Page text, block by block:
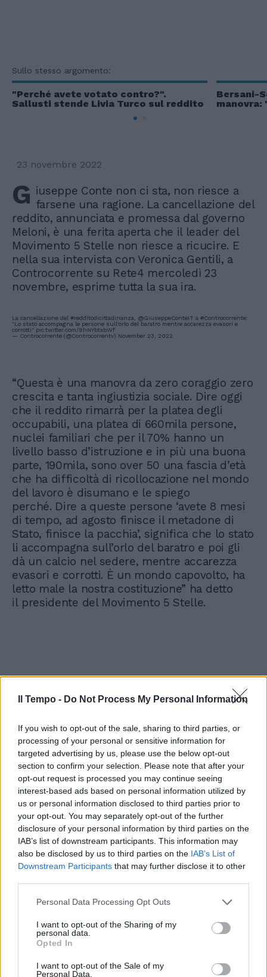
Il Tempo - Do Not Process My Personal Information
If you wish to opt-out of the sale, sharing to third parties, or
processing of your personal or sensitive information for
targeted advertising by us, please use the below opt-out
section to confirm your selection. Please note that after your
opt-out request is processed you may continue seeing
interest-based ads based on personal information utilized by
us or personal information disclosed to third parties prior to
your opt-out. You may separately opt-out of the further
disclosure of your personal information by third parties on the
IAB’s list of downstream participants. This information may
also be disclosed by us to third parties on the IAB’s List of
Downstream Participants that may further disclose it to other
Personal Data Processing Opt Outs
I want to opt-out of the Sharing of my
personal data.
Opted In
I want to opt-out of the Sale of my
Personal Data.
Sullo stesso argomento:
"Perché avete votato contro?".
Sallusti stende Livia Turco sul reddito
Bersani-
manovra:
23 novembre 2022
G iuseppe Conte non ci sta, non riesce a
farsene una ragione. La cancellazione del
reddito, annunciata e promessa dal governo
Meloni, è una ferita aperta che il leader del
Movimento 5 Stelle non riesce a ricucire. E
nella sua intervista con Veronica Gentili, a
Controcorrente su Rete4 mercoledì 23
novembre, esprime tutta la sua ira.
La cancellazione del #redditodicittadinanza @GiuseppeConteIT a #Controcorrente:
"Lo stato accompagna le persone sull'orlo del baratro mentre accarezza evasori e
corrotti" pic.twitter.com/9hNYbtxbWf
— Controcorrente (@Controcorrentv) November 23, 2022
“Questa è una manovra da zero coraggio zero
crescita e tanta ingiustizia sociale. Dire oggi
che il reddito rimarrà per la platea degli
occupabili, una platea di 660mila persone,
nuclei familiari che per il 70% hanno un
livello basso d’istruzione e in più una buona
parte, 190mila, sono over 50 una fascia d’età
che ha difficoltà di ricollocazione nel mondo
del lavoro è disumano e le spiego
perché. Dire a queste persone ‘avete 8 mesi
di tempo, ad agosto finisce il metadone di
Stato, finisce la pacchia’, significa che lo stato
li accompagna sull’orlo del baratro e poi gli
dà un calcio nel sedere, mentre accarezza
evasori e corrotti. È un mondo capovolto, ha
letto male la nostra costituzione” ha detto
il presidente del Movimento 5 Stelle.